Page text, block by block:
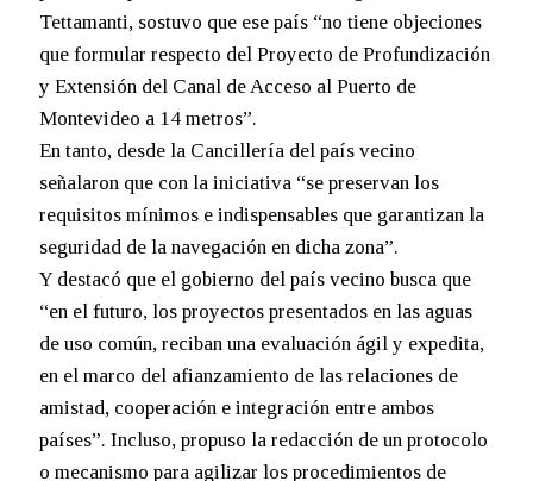
Tettamanti, sostuvo que ese país “no tiene objeciones
que formular respecto del Proyecto de Profundización
y Extensión del Canal de Acceso al Puerto de
Montevideo a 14 metros”.
En tanto, desde la Cancillería del país vecino
señalaron que con la iniciativa “se preservan los
requisitos mínimos e indispensables que garantizan la
seguridad de la navegación en dicha zona”.
Y destacó que el gobierno del país vecino busca que
“en el futuro, los proyectos presentados en las aguas
de uso común, reciban una evaluación ágil y expedita,
en el marco del afianzamiento de las relaciones de
amistad, cooperación e integración entre ambos
países”. Incluso, propuso la redacción de un protocolo
o mecanismo para agilizar los procedimientos de